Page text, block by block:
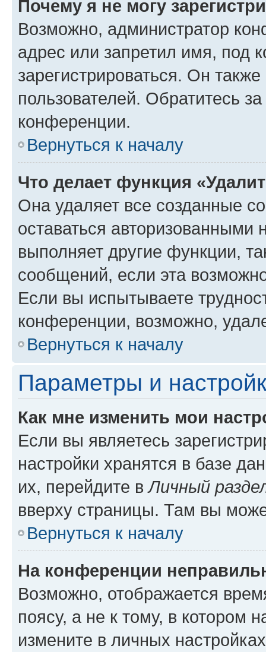
Почему я не могу
Возможно, администратор
адрес или запретил имя, под
зарегистрироваться. Он
пользователей. Обратитесь
конференции.
Вернуться к началу
Что делает функция
Она удаляет все созданные
оставаться авторизованными
выполняет другие функции,
сообщений, если эта
Если вы испытываете
конференции, возможно,
Вернуться к началу
Параметры и
Как мне изменить мои
Если вы являетесь
настройки хранятся в базе
их, перейдите вЛичный
вверху страницы. Там вы
Вернуться к началу
На конференции
Возможно, отображается
поясу, а не к тому, в котором
измените в личных